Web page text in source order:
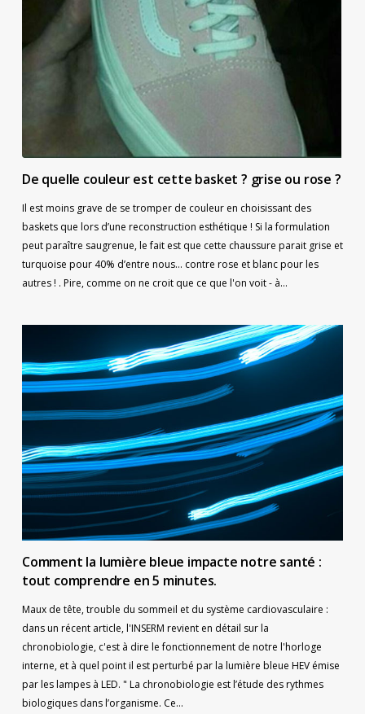
De quelle couleur est cette basket ? grise ou rose ?
Il est moins grave de se tromper de couleur en choisissant des
baskets que lors d’une reconstruction esthétique ! Si la formulation
peut paraître saugrenue, le fait est que cette chaussure parait grise et
turquoise pour 40% d’entre nous… contre rose et blanc pour les
autres ! . Pire, comme on ne croit que ce que l'on voit - à…
Comment la lumière bleue impacte notre santé :
tout comprendre en 5 minutes.
Maux de tête, trouble du sommeil et du système cardiovasculaire :
dans un récent article, l'INSERM revient en détail sur la
chronobiologie, c'est à dire le fonctionnement de notre l'horloge
interne, et à quel point il est perturbé par la lumière bleue HEV émise
par les lampes à LED. " La chronobiologie est l’étude des rythmes
biologiques dans l’organisme. Ce…